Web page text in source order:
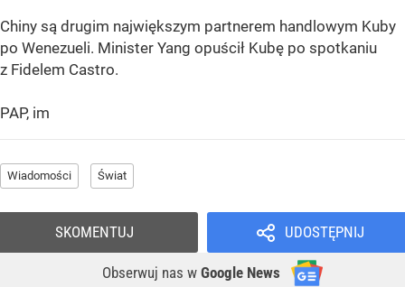
Chiny są drugim największym partnerem handlowym Kuby
po Wenezueli. Minister Yang opuścił Kubę po spotkaniu
z Fidelem Castro.
PAP, im
Wiadomości Świat
UDOSTĘPNIJ
Obserwuj nas w Google News
SKOMENTUJ